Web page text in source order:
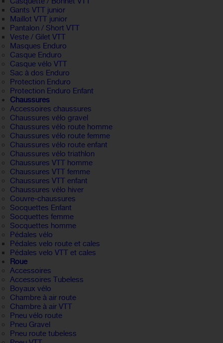
Gants VTT junior
Maillot VTT junior
Pantalon / Short VTT
Veste / Gilet VTT
Masques Enduro
Casque Enduro
Casque vélo VTT
Sac à dos Enduro
Protection Enduro
Protection Enduro Enfant
Chaussures
Accessoires chaussures
Chaussures vélo gravel
Chaussures vélo route homme
Chaussures vélo route femme
Chaussures vélo route enfant
Chaussures vélo triathlon
Chaussures VTT homme
Chaussures VTT femme
Chaussures VTT enfant
Chaussures vélo hiver
Couvre-chaussures
Socquettes Enfant
Socquettes femme
Socquettes homme
Pédales vélo
Pédales velo route et cales
Pédales velo VTT et cales
Roue
Accessoires
Accessoires Tubeless
Boyaux vélo
Chambre à air route
Chambre à air VTT
Pneu vélo route
Pneu Gravel
Pneu route tubeless